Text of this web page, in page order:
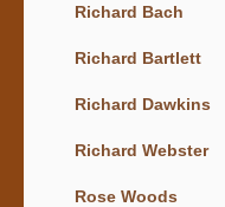
Richard Bach
Richard Bartlett
Richard Dawkins
Richard Webster
Rose Woods